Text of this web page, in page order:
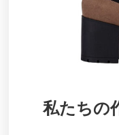
私たちの